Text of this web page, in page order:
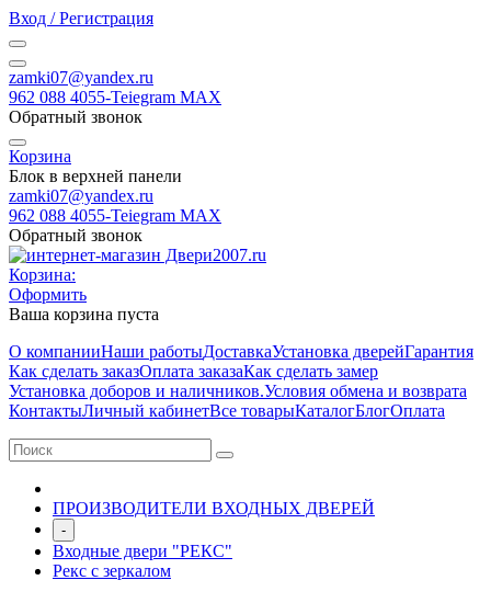
Вход / Регистрация
zamki07@yandex.ru
962 088 4055-Teiegram МАХ
Обратный звонок
Корзина
Блок в верхней панели
zamki07@yandex.ru
962 088 4055-Teiegram МАХ
Обратный звонок
Корзина:
Оформить
Ваша корзина пуста
О компанииНаши работыДоставкаУстановка дверейГарантия
Как сделать заказОплата заказаКак сделать замер
Установка доборов и наличников.Условия обмена и возврата
КонтактыЛичный кабинетВсе товарыКаталогБлогОплата
ПРОИЗВОДИТЕЛИ ВХОДНЫХ ДВЕРЕЙ
-
Входные двери "РЕКС"
Рекс с зеркалом